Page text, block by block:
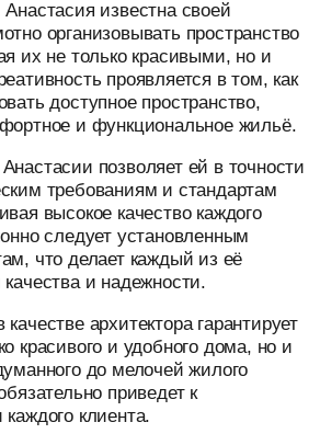
известна своей
организовывать пространство
их не только красивыми, но и
проявляется в том, как
доступное пространство,
и функциональное жильё.
позволяет ей в точности
требованиям и стандартам
высокое качество каждого
следует установленным
что делает каждый из её
и надежности.
архитектора гарантирует
красивого и удобного дома, но и
до мелочей жилого
приведет к
клиента.